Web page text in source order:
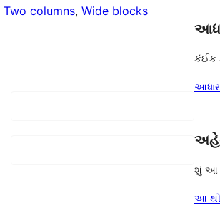
Two columns, Wide blocks
કંઈક
શું આ
આ